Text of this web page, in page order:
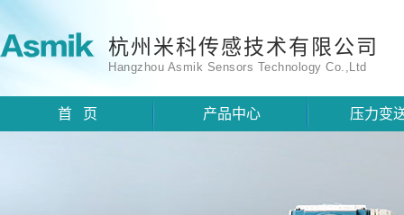
杭州米科传感技术有限公司
Hangzhou Asmik Sensors Technology Co.,Ltd
首 页 产品中心 压力变